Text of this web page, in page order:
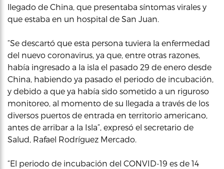
llegado de China, que presentaba síntomas virales y
que estaba en un hospital de San Juan.
“Se descartó que esta persona tuviera la enfermedad
del nuevo coronavirus, ya que, entre otras razones,
había ingresado a la isla el pasado 29 de enero desde
China, habiendo ya pasado el periodo de incubación,
y debido a que ya había sido sometido a un riguroso
monitoreo, al momento de su llegada a través de los
diversos puertos de entrada en territorio americano,
antes de arribar a la Isla”, expresó el secretario de
Salud, Rafael Rodríguez Mercado.
“El periodo de incubación del CONVID-19 es de 14